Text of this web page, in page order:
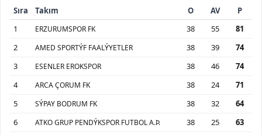
Sıra Takım O AV
P
1
ERZURUMSPOR FK 38 55
81
2
AMED SPORTÝF FAALÝYETLER 38 39
74
3
ESENLER EROKSPOR 38 46
74
4
ARCA ÇORUM FK 38 24
71
5
SÝPAY BODRUM FK 38 32
64
6
ATKO GRUP PENDÝKSPOR FUTBOL A.Þ. 38 25 63